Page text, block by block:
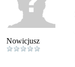
Nowicjusz